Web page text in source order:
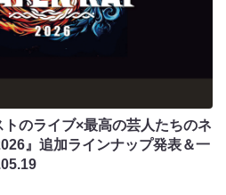
のライブ×最高の芸人たちのネ
』追加ラインナップ発表＆一